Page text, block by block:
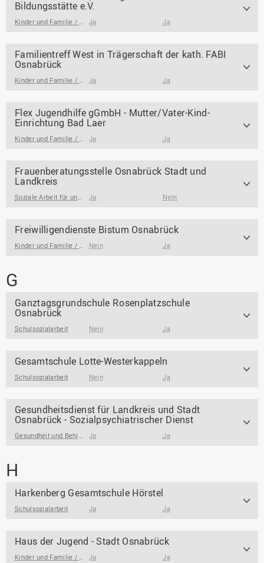
Bildungsstätte e.V.
Kinder und Familie / Jugendarbeit / Jugendsozialarbeit Ja Ja
Familientreff West in Trägerschaft der kath. FABI
Osnabrück
Kinder und Familie / Jugendarbeit / Jugendsozialarbeit Ja Ja
Flex Jugendhilfe gGmbH - Mutter/Vater-Kind-
Einrichtung Bad Laer
Kinder und Familie / Jugendarbeit / Jugendsozialarbeit Ja Ja
Frauenberatungsstelle Osnabrück Stadt und
Landkreis
Soziale Arbeit für und mit Frauen Ja Nein
Freiwilligendienste Bistum Osnabrück
Kinder und Familie / Jugendarbeit / Jugendsozialarbeit Nein Ja
G
Ganztagsgrundschule Rosenplatzschule
Osnabrück
Schulsozialarbeit Nein Ja
Gesamtschule Lotte-Westerkappeln
Schulsozialarbeit Nein Ja
Gesundheitsdienst für Landkreis und Stadt
Osnabrück - Sozialpsychiatrischer Dienst
Gesundheit und Behinderung Ja Ja
H
Harkenberg Gesamtschule Hörstel
Schulsozialarbeit Ja Ja
Haus der Jugend - Stadt Osnabrück
Kinder und Familie / Jugendarbeit / Jugendsozialarbeit Ja Ja